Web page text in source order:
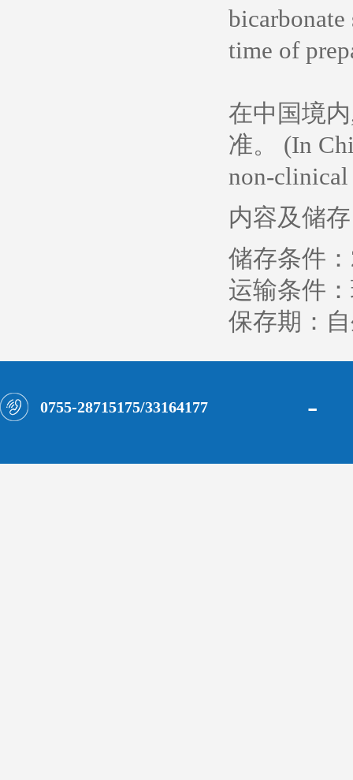
time of
在中国境
准。 (In
non-clinical
内容及储存
储存条件：
运输条件
保存期：
0755-28715175/33164177 -